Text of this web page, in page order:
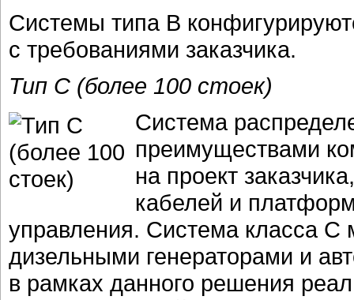
Системы типа B
с требованиями заказчика.
Тип C (более 100 стоек)
Система
преимуществами
на проект
кабелей и
управления. Система класса С
дизельными генераторами и
в рамках данного решения